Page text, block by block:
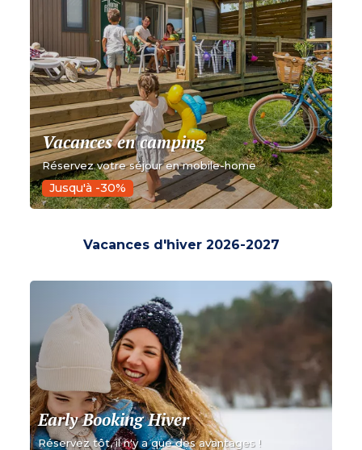
Vacances en camping
Réservez votre séjour en mobile-home
Jusqu'à -30%
Vacances d'hiver 2026-2027
Early Booking Hiver
Réservez tôt, il n'y a que des avantages !